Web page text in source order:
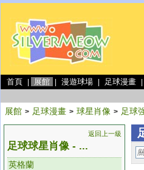
首頁 展館 漫遊球場 足球漫畫
展館 > 足球漫畫 > 球星肖像 > 足球
返回上一級
足球球星肖像 - ...
英格蘭